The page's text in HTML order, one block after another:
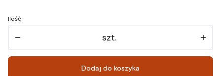
Ilość
szt.
Dodaj do koszyka